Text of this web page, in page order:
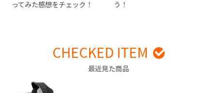
ってみた感想をチェック！
う！
CHECKED ITEM
最近見た商品